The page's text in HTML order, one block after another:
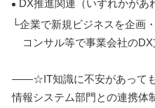
DX推進関連（いずれかがあ
└企業で新規ビジネスを企画
コンサル等で事業会社のDX
――☆IT知識に不安があっても
情報システム部門との連携体